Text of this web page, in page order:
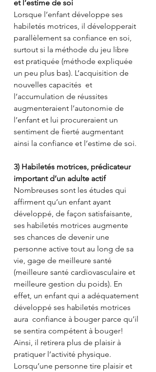
et l’estime de soi
Lorsque l’enfant développe ses
habiletés motrices, il développerait
parallèlement sa confiance en soi,
surtout si la méthode du jeu libre
est pratiquée (méthode expliquée
un peu plus bas). L’acquisition de
nouvelles capacités  et
l’accumulation de réussites
augmenteraient l’autonomie de
l’enfant et lui procureraient un
sentiment de fierté augmentant
ainsi la confiance et l’estime de soi.
3) Habiletés motrices, prédicateur
important d’un adulte actif
Nombreuses sont les études qui
affirment qu’un enfant ayant
développé, de façon satisfaisante,
ses habiletés motrices augmente
ses chances de devenir une
personne active tout au long de sa
vie, gage de meilleure santé
(meilleure santé cardiovasculaire et
meilleure gestion du poids). En
effet, un enfant qui a adéquatement
développé ses habiletés motrices
aura  confiance à bouger parce qu’il
se sentira compétent à bouger!
Ainsi, il retirera plus de plaisir à
pratiquer l’activité physique.
Lorsqu’une personne tire plaisir et